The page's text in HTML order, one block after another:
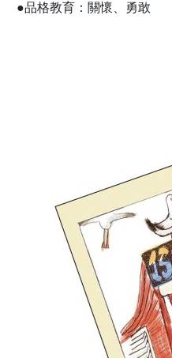
●品格教育：關懷、勇敢